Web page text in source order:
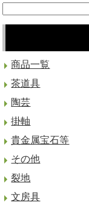
商品一覧
茶道具
陶芸
掛軸
貴金属宝石等
その他
裂地
文房具